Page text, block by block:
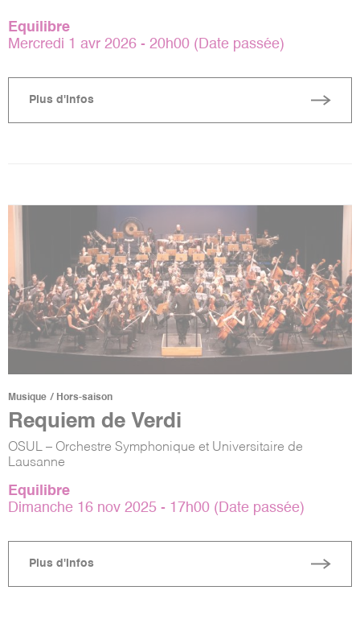
Equilibre
Mercredi 1 avr 2026 - 20h00 (Date passée)
Plus d'infos
Musique Hors-saison
Requiem de Verdi
OSUL – Orchestre Symphonique et Universitaire de
Lausanne
Equilibre
Dimanche 16 nov 2025 - 17h00 (Date passée)
Plus d'infos